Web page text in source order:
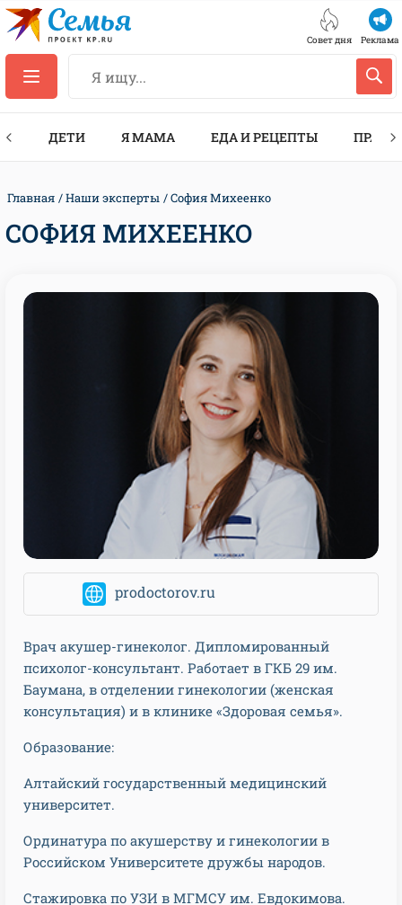
Совет дня Реклама
ДЕТИ Я МАМА ЕДА И РЕЦЕПТЫ
Главная Наши эксперты София Михеенко
СОФИЯ МИХЕЕНКО
prodoctorov.ru
Врач акушер-гинеколог. Дипломированный
психолог-консультант. Работает в ГКБ 29 им.
Баумана, в отделении гинекологии (женская
консультация) и в клинике «Здоровая семья».
Образование:
Алтайский государственный медицинский
университет.
Ординатура по акушерству и гинекологии в
Российском Университете дружбы народов.
Стажировка по УЗИ в МГМСУ им. Евдокимова.